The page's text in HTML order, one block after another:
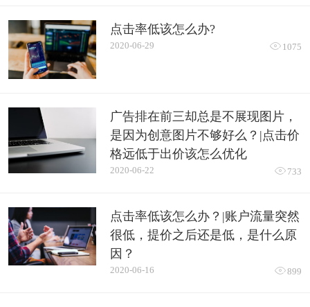
点击率低该怎么办?
2020-06-29  1075
广告排在前三却总是不展现图片，
是因为创意图片不够好么？|点击价
格远低于出价该怎么优化
2020-06-22  733
点击率低该怎么办？|账户流量突然
很低，提价之后还是低，是什么原
因？
2020-06-16 899